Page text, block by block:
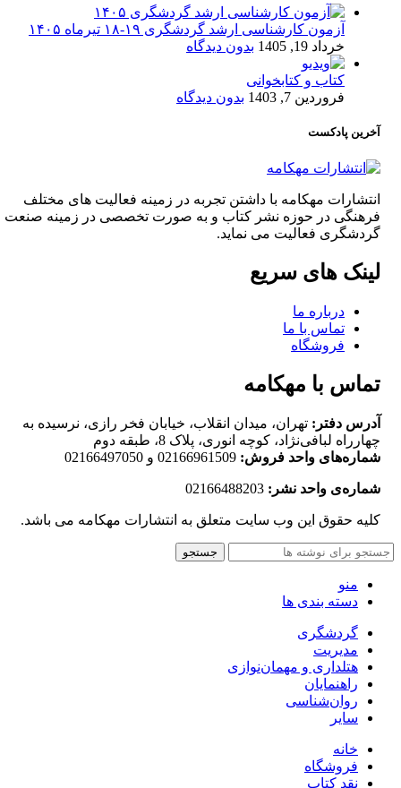
آزمون کارشناسی ارشد گردشگری ۱۹-۱۸ تیرماه ۱۴۰۵
خرداد 19, 1405
بدون دیدگاه
کتاب و کتابخوانی
فروردین 7, 1403
بدون دیدگاه
آخرین پادکست
انتشارات مهکامه با داشتن تجربه در زمینه فعالیت های مختلف
فرهنگی در حوزه نشر کتاب و به صورت تخصصی در زمینه صنعت
گردشگری فعالیت می نماید.
لینک های سریع
درباره ما
تماس با ما
فروشگاه
تماس با مهکامه
آدرس دفتر: تهران، میدان انقلاب، خیابان فخر رازی، نرسیده به
چهارراه لبافی‌نژاد، کوچه انوری، پلاک 8، طبقه دوم
شماره‌های واحد فروش: 02166961509 و 02166497050
شماره‌‌ی واحد نشر:
کلیه حقوق این وب سایت متعلق به انتشارات مهکامه می باشد.
جستجو
منو
دسته بندی ها
گردشگری
مدیریت
هتلداری و مهمان‌نوازی
راهنمایان
روان‌شناسی
سایر
خانه
فروشگاه
نقد کتاب